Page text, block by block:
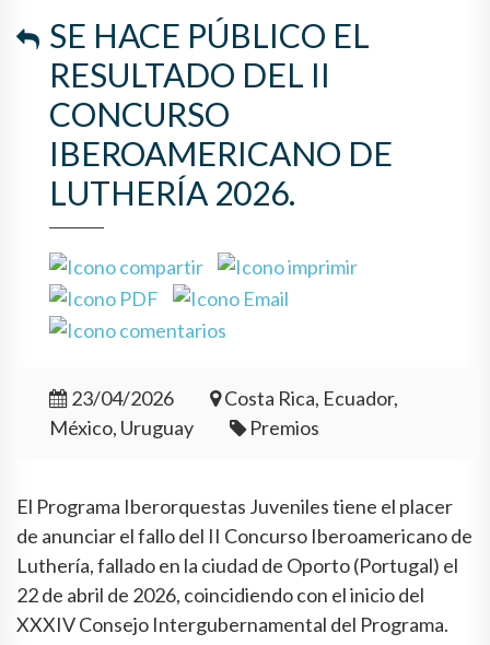
SE HACE PÚBLICO EL
RESULTADO DEL II
CONCURSO
IBEROAMERICANO DE
LUTHERÍA 2026.
23/04/2026
Costa Rica, Ecuador,
México, Uruguay
Premios
El Programa Iberorquestas Juveniles tiene el placer
de anunciar el fallo del II Concurso Iberoamericano de
Luthería, fallado en la ciudad de Oporto (Portugal) el
22 de abril de 2026, coincidiendo con el inicio del
XXXIV Consejo Intergubernamental del Programa.